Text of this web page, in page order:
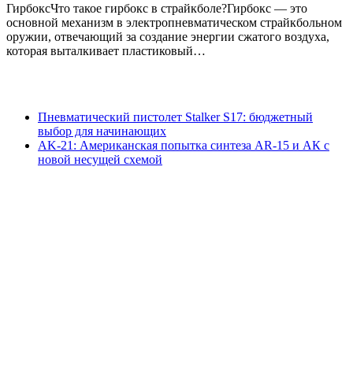
ГирбоксЧто такое гирбокс в страйкболе?Гирбокс — это
основной механизм в электропневматическом страйкбольном
оружии, отвечающий за создание энергии сжатого воздуха,
которая выталкивает пластиковый…
Пневматический пистолет Stalker S17: бюджетный
выбор для начинающих
AK-21: Американская попытка синтеза AR-15 и АК с
новой несущей схемой